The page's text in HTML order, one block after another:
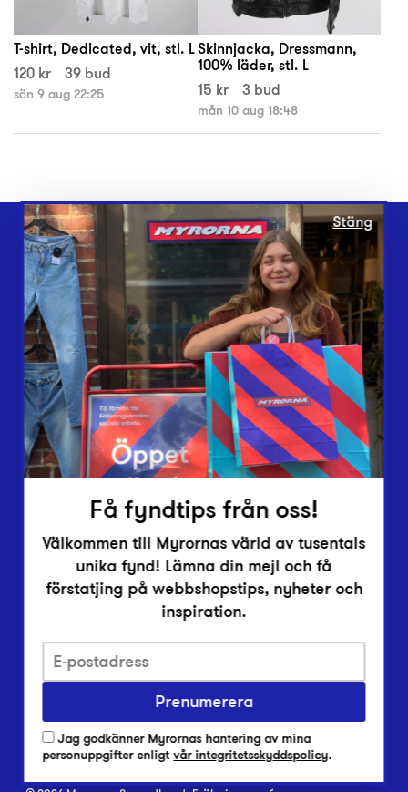
T-shirt, Dedicated, vit, stl. L
120 kr
39 bud
sön 9 aug 22:25
Skinnjacka, Dressmann,
100% läder, stl. L
15 kr
3 bud
mån 10 aug 18:48
Webbshop
Butiker
Lämna in
Vårt överskott
Inlämningsplatser
Om Myrorna
Lediga jobb
Pressrum
Integritetsskyddspolicy
Har du frågor om onlineköp, leverans eller retur?
Har du frågor om vår verksamhet?
Vanliga frågor om Myrorna
Stäng
Få fyndtips från oss!
Välkommen till Myrornas värld av tusentals
unika fynd! Lämna din mejl och få
förstatjing på webbshopstips, nyheter och
inspiration.
Prenumerera
Jag godkänner Myrornas hantering av mina
personuppgifter enligtvår integritetsskyddspolicy.